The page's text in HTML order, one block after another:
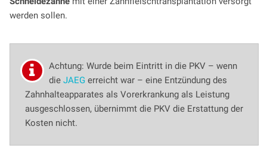
werden sollen.
Achtung: Wurde beim Eintritt in die PKV – wenn
die JAEGerreicht war – eine Entzündung des
Zahnhalteapparates als Vorerkrankung als Leistung
ausgeschlossen, übernimmt die PKV die Erstattung der
Kosten nicht.